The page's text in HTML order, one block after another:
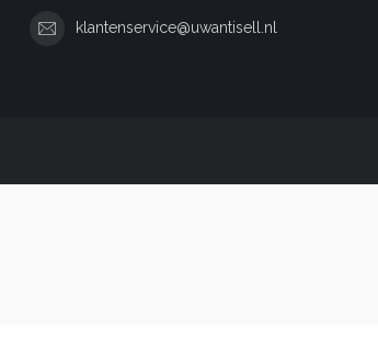
klantenservice@uwantisell.nl